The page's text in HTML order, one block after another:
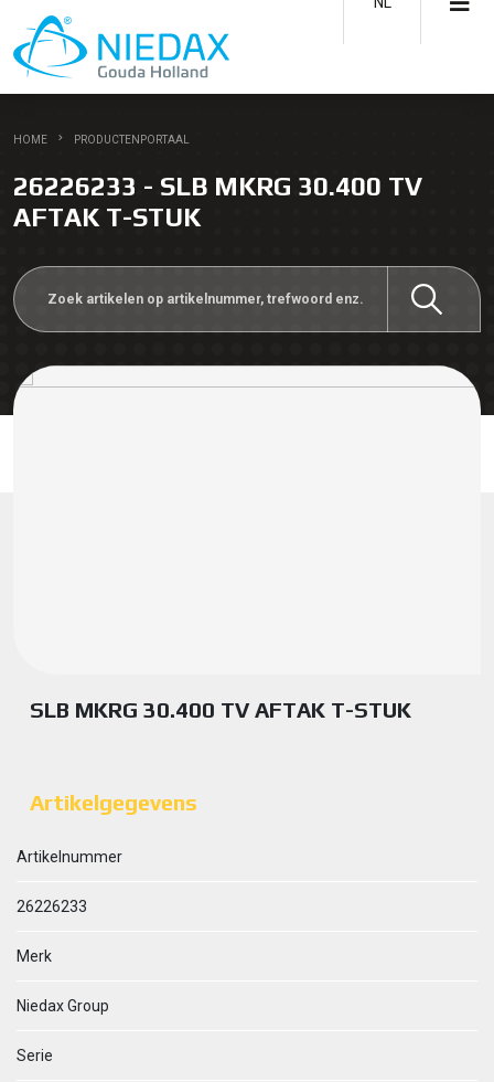
HOME PRODUCTENPORTAAL
26226233 - SLB MKRG 30.400 TV
AFTAK T-STUK
SLB MKRG 30.400 TV AFTAK T-STUK
Artikelgegevens
Artikelnummer
26226233
Merk
Niedax Group
Serie